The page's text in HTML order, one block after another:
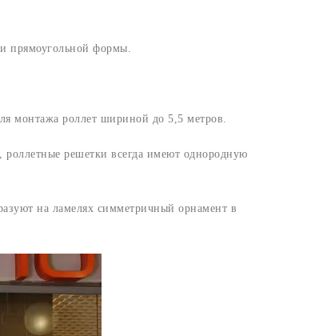
прямоугольной формы.
монтажа роллет шириной до 5,5 метров.
решетки всегда имеют однородную
на ламелях симметричный орнамент в